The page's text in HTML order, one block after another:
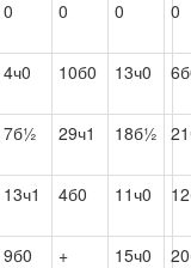
0 0 0 0
4ч0 10б0 13ч0
7б½ 29ч1 18б½
13ч1 4б0 11ч0
9б0 + 15ч0